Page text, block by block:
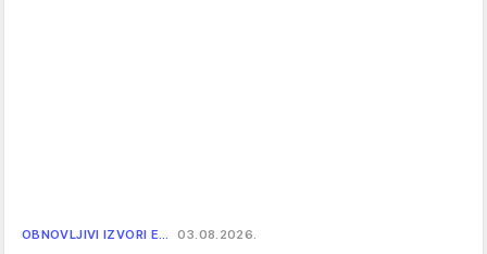
OBNOVLJIVI IZVORI E… 03.08.2026.